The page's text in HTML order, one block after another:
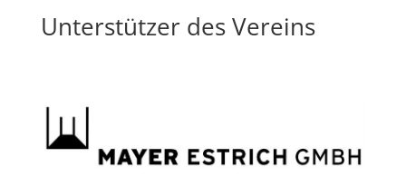
Unterstützer des Vereins